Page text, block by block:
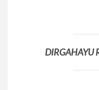
DIRGAHAYU